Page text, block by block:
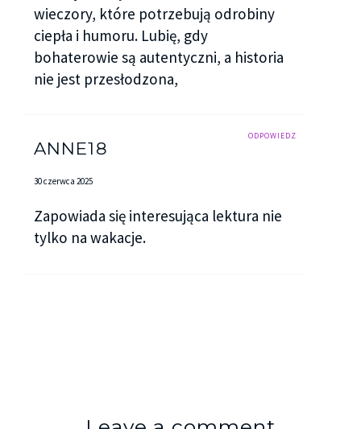
wieczory, które potrzebują odrobiny
ciepła i humoru. Lubię, gdy
bohaterowie są autentyczni, a historia
nie jest przesłodzona,
ODPOWIEDZ
ANNE18
30 czerwca 2025
Zapowiada się interesująca lektura nie
tylko na wakacje.